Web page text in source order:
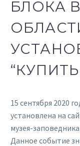
БЛОКА
15 сентября 2020
установлена на
музея-
Данное событие